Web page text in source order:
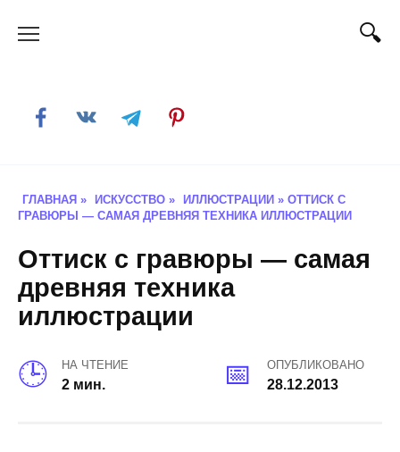
ГЛАВНАЯ » ИСКУССТВО » ИЛЛЮСТРАЦИИ » ОТТИСК С
ГРАВЮРЫ — САМАЯ ДРЕВНЯЯ ТЕХНИКА ИЛЛЮСТРАЦИИ
Оттиск с гравюры — самая
древняя техника
иллюстрации
НА ЧТЕНИЕ
2 мин.
ОПУБЛИКОВАНО
28.12.2013